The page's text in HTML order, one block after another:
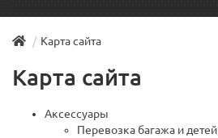
Карта сайта
Карта сайта
Аксессуары
Перевозка багажа и детей